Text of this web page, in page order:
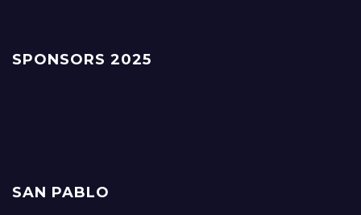
SPONSORS 2025
SAN PABLO